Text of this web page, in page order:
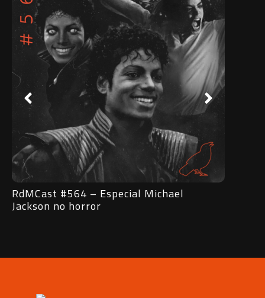
RdMCast #563 – Entrevista com o
Vampiro Lestat